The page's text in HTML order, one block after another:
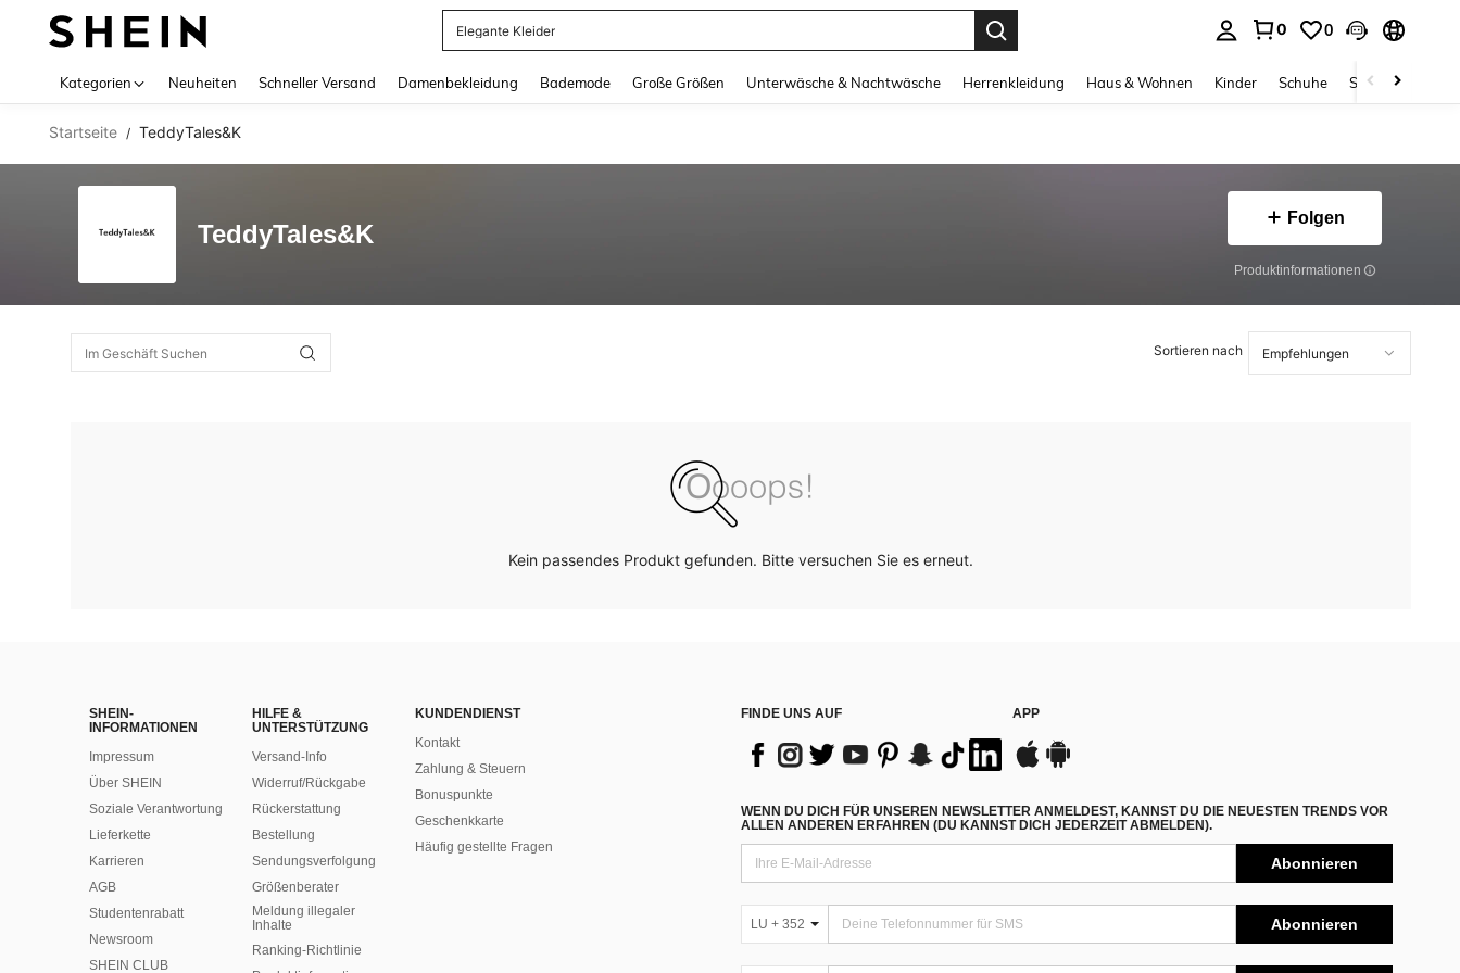
Elegante Kleider
0 0
Kategorien Neuheiten Schneller Versand Damenbekleidung Bademode Große Größen Unterwäsche & Nachtwäsche Herrenkleidung Haus & Wohnen Kinder Schuhe Schmuck &
Startseite / TeddyTales&K
TeddyTales&K
Folgen
Produktinformationen
Sortieren nach
Kein passendes Produkt gefunden. Bitte versuchen Sie es erneut.
SHEIN-
INFORMATIONEN
Impressum
Über SHEIN
Soziale Verantwortung
Lieferkette
Karrieren
AGB
Studentenrabatt
Newsroom
SHEIN CLUB
HILFE &
UNTERSTÜTZUNG
Versand-Info
Widerruf/Rückgabe
Rückerstattung
Bestellung
Sendungsverfolgung
Größenberater
Meldung illegaler
Inhalte
Ranking-Richtlinie
KUNDENDIENST
Kontakt
Zahlung & Steuern
Bonuspunkte
Geschenkkarte
Häufig gestellte Fragen
FINDE UNS AUF APP
WENN DU DICH FÜR UNSEREN NEWSLETTER ANMELDEST, KANNST DU DIE NEUESTEN TRENDS VOR
ALLEN ANDEREN ERFAHREN (DU KANNST DICH JEDERZEIT ABMELDEN).
Abonnieren
LU + 352 Abonnieren